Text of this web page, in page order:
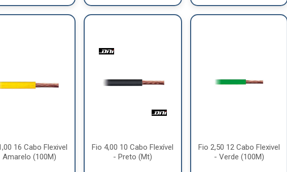
16 Cabo Flexivel
Amarelo (100M)
Fio 4,00 10 Cabo Flexível
- Preto (Mt)
Fio 2,50 12 Cabo Flexivel
- Verde (100M)